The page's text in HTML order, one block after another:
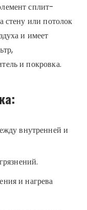
сплит-
стену или потолок
и имеет
и покровка.
внутренней и
и нагрева